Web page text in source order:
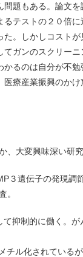
題もある。論文
テストの２０倍
。しかしコスト
ガンのスクリー
るのは自分が不
療産業振興のか
、大変興味深い研
３遺伝子の発現調
。
抑制的に働く。
チル化されている